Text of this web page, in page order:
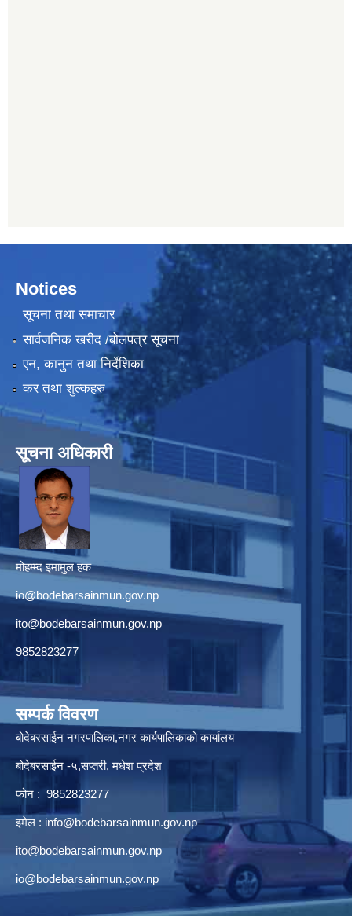
Notices
सूचना तथा समाचार
सार्वजनिक खरीद /बोलपत्र सूचना
एन, कानुन तथा निर्देशिका
कर तथा शुल्कहरु
सूचना अधिकारी
मोहम्म्द इमामुल हक
io@bodebarsainmun.gov.np
ito@bodebarsainmun.gov.np
9852823277
सम्पर्क विवरण
बोदेबरसाईन नगरपालिका,नगर कार्यपालिकाको कार्यालय
बोदेबरसाईन -५,सप्तरी, मधेश प्रदेश
फोन : 9852823277
इमेल : info@bodebarsainmun.gov.np
ito@bodebarsainmun.gov.np
io@bodebarsainmun.gov.np